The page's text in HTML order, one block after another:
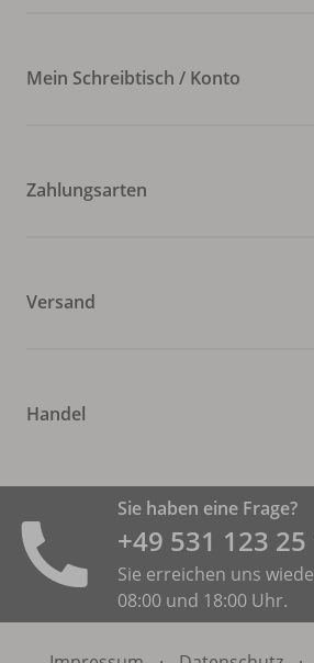
Mein Schreibtisch / Konto
Zahlungsarten
Versand
Handel
Sie haben eine Frage?
+49 531 ­123 25
Sie erreichen uns
08:00 und 18:00 Uhr.